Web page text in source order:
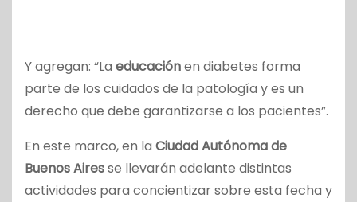
Y agregan: “La educaciónen diabetes forma
parte de los cuidados de la patología y es un
derecho que debe garantizarse a los pacientes”.
En este marco, en la Ciudad Autónoma de
Buenos Airesse llevarán adelante distintas
actividades para concientizar sobre esta fecha y